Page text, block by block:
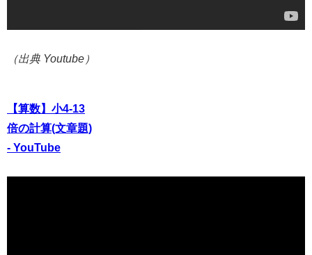
（出典 Youtube）
【算数】小4-13
倍の計算(文章題)
- YouTube